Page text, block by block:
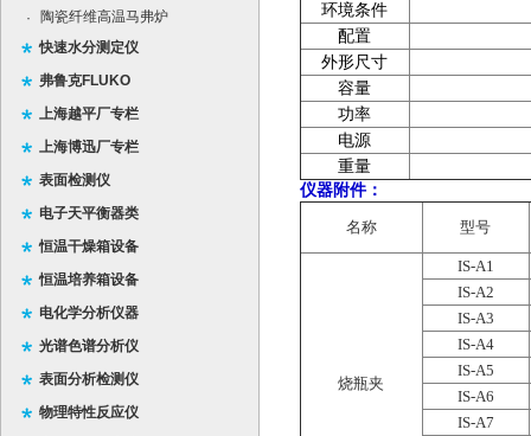
·
陶瓷纤维高温马弗炉
快速水分测定仪
弗鲁克FLUKO
上海越平厂专栏
上海博迅厂专栏
表面检测仪
电子天平衡器类
恒温干燥箱设备
恒温培养箱设备
电化学分析仪器
光谱色谱分析仪
表面分析检测仪
物理特性反应仪
环境条件
配置
外形尺寸
容量
功率
电源
重量
仪器附件：
名称 型号
烧瓶夹
IS-A1
IS-A2
IS-A3
IS-A4
IS-A5
IS-A6
IS-A7